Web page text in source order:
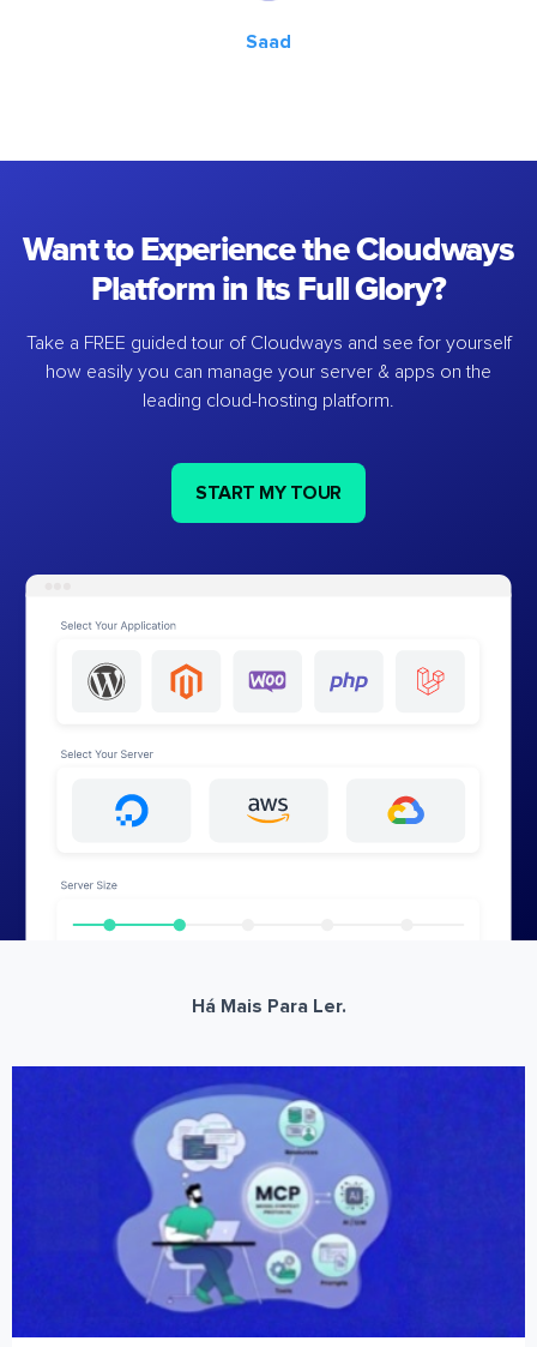
Saad
Want to Experience the Cloudways
Platform in Its Full Glory?
Take a FREE guided tour of Cloudways and see for yourself
how easily you can manage your server & apps on the
leading cloud-hosting platform.
START MY TOUR
Há Mais Para Ler.